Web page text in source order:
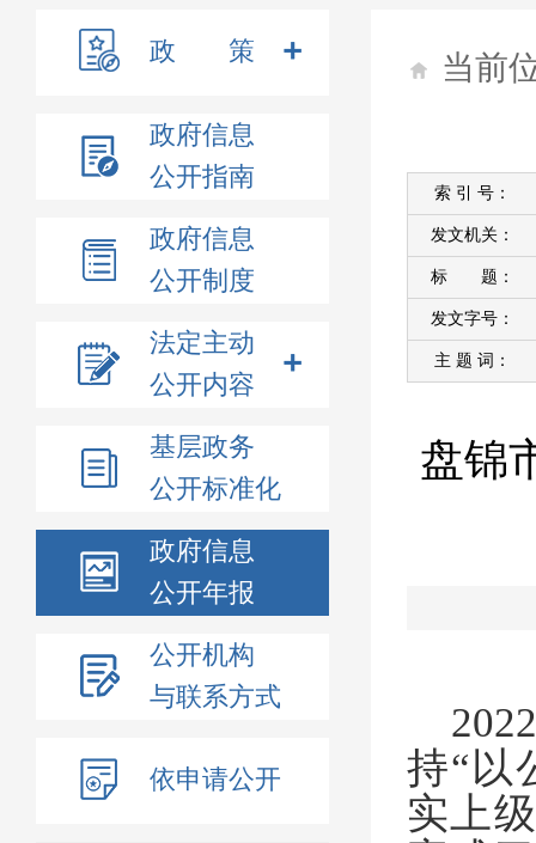
政 策
政府信息
公开指南
政府信息
公开制度
法定主动
公开内容
基层政务
公开标准化
政府信息
公开年报
公开机构
与联系方式
依申请公开
当前
索 引 号：
发文机关：
标 题：
发文字号：
主 题 词：
盘锦
持“以
实上